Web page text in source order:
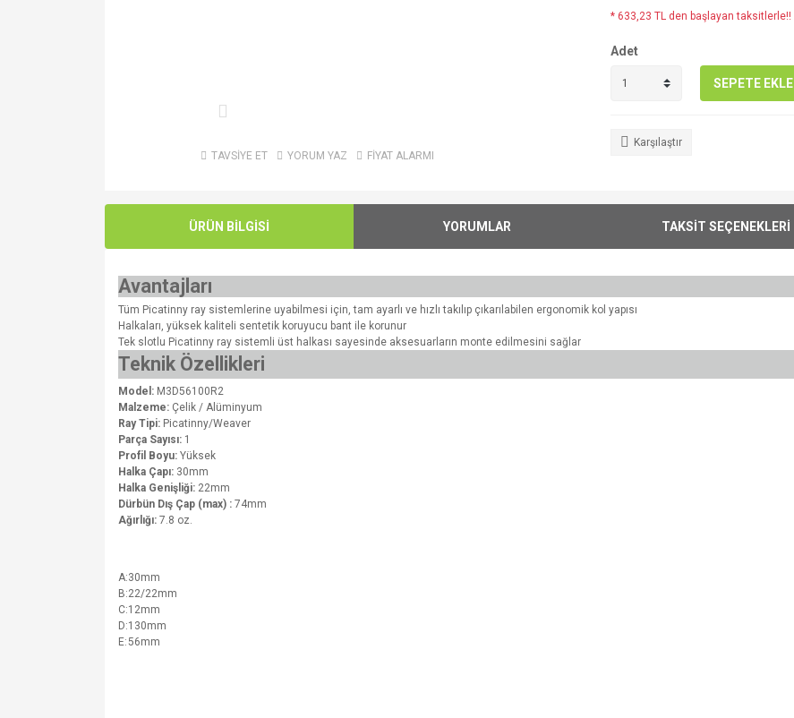
TAVSİYE ET YORUM YAZ FİYAT ALARMI
* 633,23 TL den başlayan taksitlerle!!
Adet
SEPETE EKLE
Karşılaştır
ÜRÜN BİLGİSİ YORUMLAR TAKSİT SEÇENEKLERİ
Avantajları
Tüm Picatinny ray sistemlerine uyabilmesi için, tam ayarlı ve hızlı takılıp çıkarılabilen ergonomik kol yapısı
Halkaları, yüksek kaliteli sentetik koruyucu bant ile korunur
Tek slotlu Picatinny ray sistemli üst halkası sayesinde aksesuarların monte edilmesini sağlar
Teknik Özellikleri
Model: M3D56100R2
Malzeme: Çelik / Alüminyum
Ray Tipi: Picatinny/Weaver
Parça Sayısı: 1
Profil Boyu: Yüksek
Halka Çapı: 30mm
Halka Genişliği: 22mm
Dürbün Dış Çap (max) : 74mm
Ağırlığı: 7.8 oz.
A:30mm
B:22/22mm
C:12mm
D:130mm
E:56mm